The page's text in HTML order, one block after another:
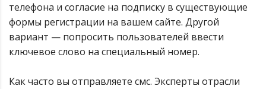
телефона и согласие на подписку в существующие
формы регистрации на вашем сайте. Другой
вариант — попросить пользователей ввести
ключевое слово на специальный номер.
Как часто вы отправляете смс. Эксперты отрасли